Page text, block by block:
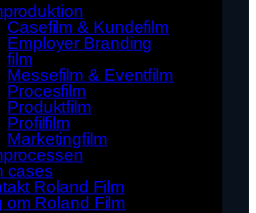
Casefilm & Kundefilm
Employer Branding
film
Messefilm & Eventfilm
Procesfilm
Produktfilm
Profilfilm
Marketingfilm
cases
Roland Film
om Roland Film